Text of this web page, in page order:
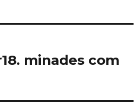
minades com